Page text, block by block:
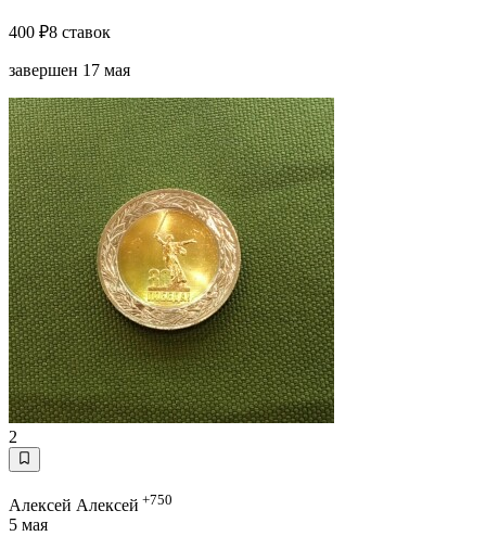
400 ₽8 ставок
завершен 17 мая
2
Алексей Алексей +750
5 мая